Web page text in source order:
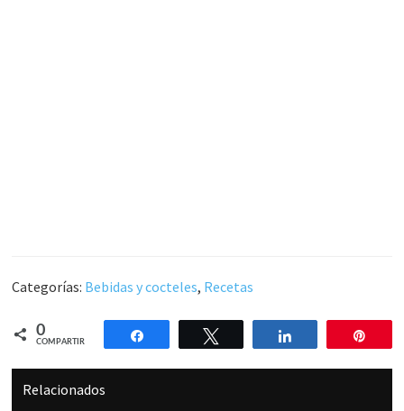
Categorías: Bebidas y cocteles, Recetas
0
COMPARTIR
Compartir Compartir
Relacionados